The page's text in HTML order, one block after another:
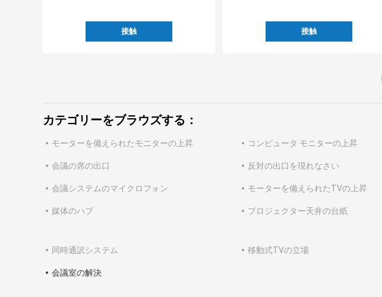
接触 接触
カテゴリーをブラウズする：
モーターを備えられたモニターの上昇 コンピュータ モニターの上昇
会議の席の出口 反対の出口を現れなさい
会議システムのマイクロフォン モーターを備えられたTVの上昇
媒体のハブ プロジェクター天井の台紙
同時通訳システム 移動式TVの立場
会議室の解決